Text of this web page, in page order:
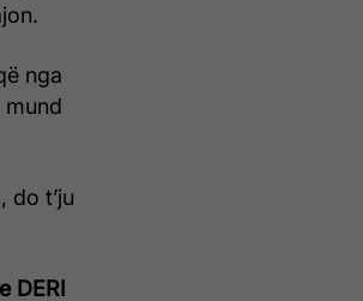
nga
mund
do t’ju
DERI